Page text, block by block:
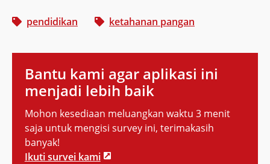
pendidikan ketahanan pangan
Bantu kami agar aplikasi ini
menjadi lebih baik
Mohon kesediaan meluangkan waktu 3 menit
saja untuk mengisi survey ini, terimakasih
banyak!
Ikuti survei kami